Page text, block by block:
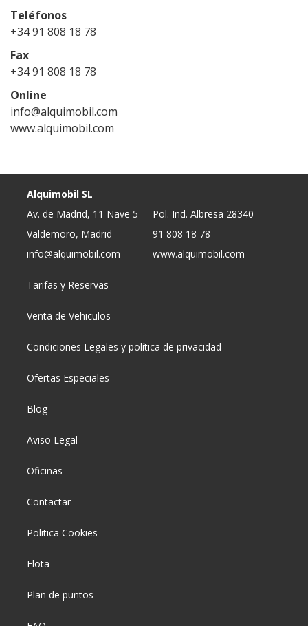
Teléfonos
+34 91 808 18 78
Fax
+34 91 808 18 78
Online
info@alquimobil.com
www.alquimobil.com
Alquimobil SL
Av. de Madrid, 11 Nave 5
Pol. Ind. Albresa 28340
Valdemoro, Madrid
91 808 18 78
info@alquimobil.com
www.alquimobil.com
Tarifas y Reservas
Venta de Vehiculos
Condiciones Legales y política de privacidad
Ofertas Especiales
Blog
Aviso Legal
Oficinas
Contactar
Politica Cookies
Flota
Plan de puntos